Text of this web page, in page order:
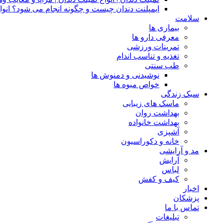
ایمپلنت دندان چیست و چگونه انجام می شود؟
سلامت
بیماری ها
معرفی دارو ها
تمرینات ورزشی
تغذیه و تناسب اندام
طب سنتی
نوشیدنی و دمنوش ها
خواص میوه ها
سبک زندگی
ماسک های زیبایی
بهداشت روان
بهداشت خانواده
آشپزی
خانه و دکوراسیون
مد و آرایشی
آرایش
لباس
کیف و کفش
اخبار
پزشکان
تماس با ما
تبلیغات